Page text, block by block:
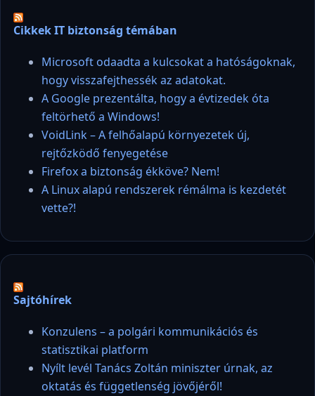
Cikkek IT biztonság témában
Microsoft odaadta a kulcsokat a hatóságoknak,
hogy visszafejthessék az adatokat.
A Google prezentálta, hogy a évtizedek óta
feltörhető a Windows!
VoidLink – A felhőalapú környezetek új,
rejtőzködő fenyegetése
Firefox a biztonság ékköve? Nem!
A Linux alapú rendszerek rémálma is kezdetét
vette?!
Sajtóhírek
Konzulens – a polgári kommunikációs és
statisztikai platform
Nyílt levél Tanács Zoltán miniszter úrnak, az
oktatás és függetlenség jövőjéről!